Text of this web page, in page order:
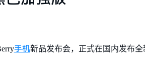
手机新品发布会，正式在国内发布